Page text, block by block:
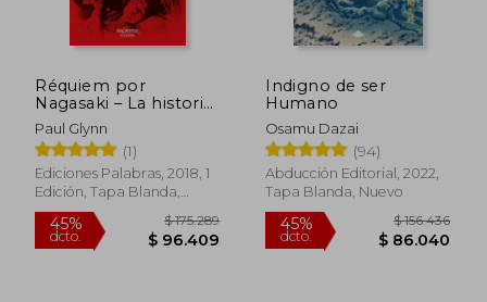
6% $ 74.000 45% $
Réquiem por
Nagasaki – La historia
de Takashi Nagai,
converso y
superviviente a la
bomba atómica
Paul Glynn
(1)
Ediciones Palabras, 2018, 1
Edición, Tapa Blanda,
Nuevo
Indigno de ser
Humano
Osamu Dazai
(94)
Abducción Editorial, 2022,
Tapa Blanda, Nuevo